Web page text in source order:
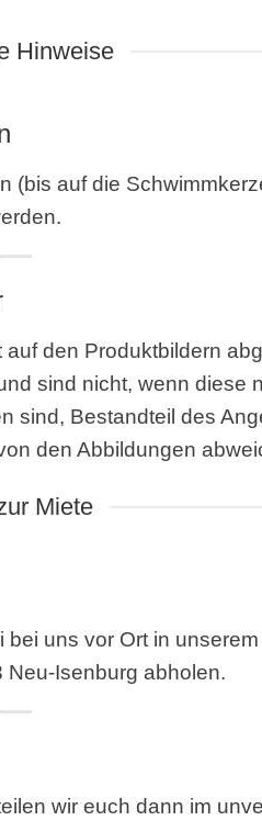
Hinweise
(bis auf die
den Produktbildern
sind nicht, wenn diese
sind, Bestandteil des
den Abbildungen
Miete
bei uns vor Ort in unserem
Neu-Isenburg abholen.
wir euch dann im